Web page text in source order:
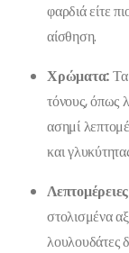
φαρδιά είτε
αίσθηση.
Χρώματα:
τόνους, όπως
ασημί
και
στολισμένα
λουλουδάτες